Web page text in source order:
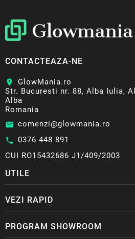
CONTACTEAZA-NE
location_on
GlowMania.ro
Str. Bucuresti nr. 88, Alba Iulia,
Alba
Romania
email comenzi@glowmania.ro
call 0376 448 891
CUI RO15432686 J1/409/2003
UTILE
VEZI RAPID
PROGRAM SHOWROOM